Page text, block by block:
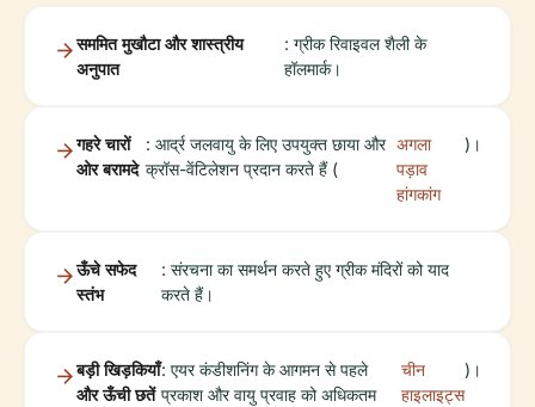
सममित मुखौटा और शास्त्रीय
अनुपात
: ग्रीक रिवाइवल शैली के
हॉलमार्क।
गहरे चारों
ओर बरामदे
: आर्द्र जलवायु के लिए उपयुक्त छाया और
क्रॉस-वेंटिलेशन प्रदान करते हैं (
अगला
पड़ाव
हांगकांग
)।
ऊँचे सफेद
स्तंभ
: संरचना का समर्थन करते हुए ग्रीक मंदिरों को याद
करते हैं।
बड़ी खिड़कियाँ
और ऊँची छतें
: एयर कंडीशनिंग के आगमन से पहले
प्रकाश और वायु प्रवाह को अधिकतम
चीन
हाइलाइट्स
)।